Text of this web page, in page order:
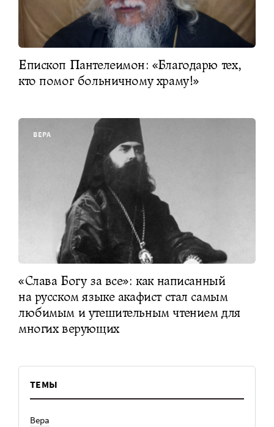
Епископ Пантелеимон: «Благодарю тех,
кто помог больничному храму!»
ВЕРА
«Слава Богу за все»: как написанный
на русском языке акафист стал самым
любимым и утешительным чтением для
многих верующих
ТЕМЫ
Вера